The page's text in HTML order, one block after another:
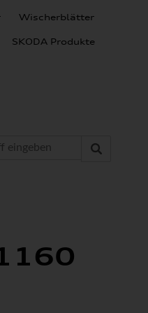
Wischerblätter
SKODA Produkte